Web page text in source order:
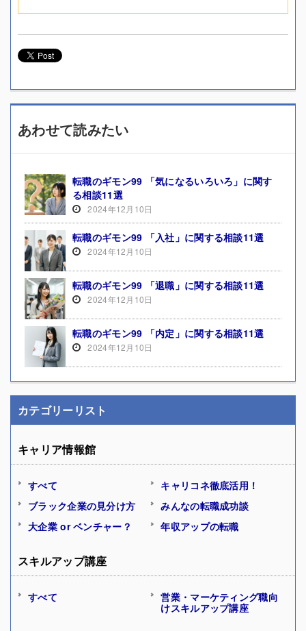
あわせて読みたい
転職のギモン99 「気になるいろいろ」に関す
る相談11選
2024年12月10日
転職のギモン99 「入社」に関する相談11選
2024年12月10日
転職のギモン99 「退職」に関する相談11選
2024年12月10日
転職のギモン99 「内定」に関する相談11選
2024年12月10日
カテゴリーリスト
キャリア情報館
すべて
キャリコネ徹底活用！
ブラック企業の見分け方
みんなの転職成功談
大企業 or ベンチャー？
年収アップの転職
スキルアップ講座
すべて
営業・マーケティング職向
けスキルアップ講座